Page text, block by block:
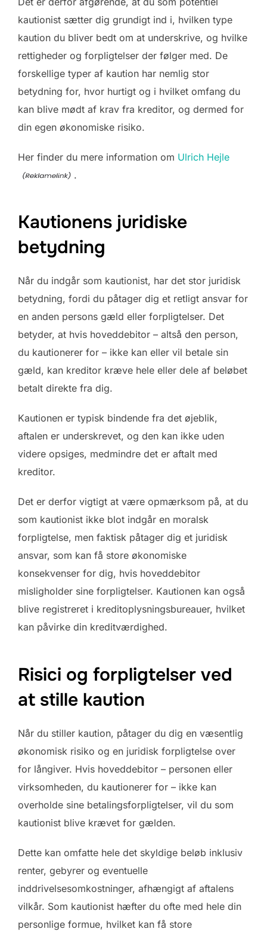
kautionist sætter dig grundigt ind i, hvilken type
kaution du bliver bedt om at underskrive, og hvilke
rettigheder og forpligtelser der følger med. De
forskellige typer af kaution har nemlig stor
betydning for, hvor hurtigt og i hvilket omfang du
kan blive mødt af krav fra kreditor, og dermed for
din egen økonomiske risiko.
Her finder du mere information om Ulrich Hejle
.
Kautionens juridiske
betydning
Når du indgår som kautionist, har det stor juridisk
betydning, fordi du påtager dig et retligt ansvar for
en anden persons gæld eller forpligtelser. Det
betyder, at hvis hoveddebitor – altså den person,
du kautionerer for – ikke kan eller vil betale sin
gæld, kan kreditor kræve hele eller dele af beløbet
betalt direkte fra dig.
Kautionen er typisk bindende fra det øjeblik,
aftalen er underskrevet, og den kan ikke uden
videre opsiges, medmindre det er aftalt med
kreditor.
Det er derfor vigtigt at være opmærksom på, at du
som kautionist ikke blot indgår en moralsk
forpligtelse, men faktisk påtager dig et juridisk
ansvar, som kan få store økonomiske
konsekvenser for dig, hvis hoveddebitor
misligholder sine forpligtelser. Kautionen kan også
blive registreret i kreditoplysningsbureauer, hvilket
kan påvirke din kreditværdighed.
Risici og forpligtelser ved
at stille kaution
Når du stiller kaution, påtager du dig en væsentlig
økonomisk risiko og en juridisk forpligtelse over
for långiver. Hvis hoveddebitor – personen eller
virksomheden, du kautionerer for – ikke kan
overholde sine betalingsforpligtelser, vil du som
kautionist blive krævet for gælden.
Dette kan omfatte hele det skyldige beløb inklusiv
renter, gebyrer og eventuelle
inddrivelsesomkostninger, afhængigt af aftalens
vilkår. Som kautionist hæfter du ofte med hele din
personlige formue, hvilket kan få store